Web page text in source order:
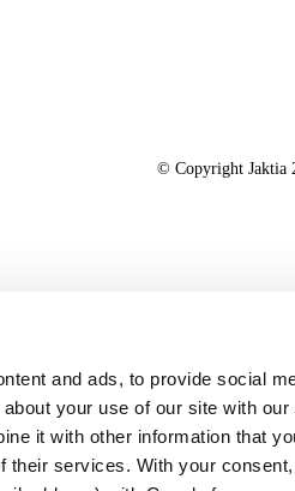
and ads, to provide social
your use of our site with
it with other information that
their services. With your
© Copyright Jaktia